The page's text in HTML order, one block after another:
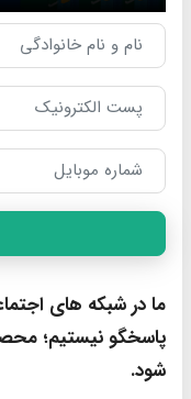
ما در شبکه های
پاسخگو نیستیم؛
شود.